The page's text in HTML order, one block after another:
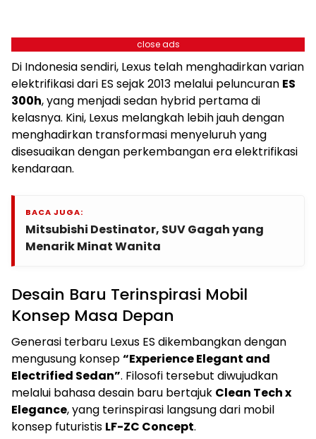
close ads
Di Indonesia sendiri, Lexus telah menghadirkan varian
elektrifikasi dari ES sejak 2013 melalui peluncuran ES
300h, yang menjadi sedan hybrid pertama di
kelasnya. Kini, Lexus melangkah lebih jauh dengan
menghadirkan transformasi menyeluruh yang
disesuaikan dengan perkembangan era elektrifikasi
kendaraan.
BACA JUGA:
Mitsubishi Destinator, SUV Gagah yang
Menarik Minat Wanita
Desain Baru Terinspirasi Mobil
Konsep Masa Depan
Generasi terbaru Lexus ES dikembangkan dengan
mengusung konsep“Experience Elegant and
Electrified Sedan”. Filosofi tersebut diwujudkan
melalui bahasa desain baru bertajuk Clean Tech x
Elegance, yang terinspirasi langsung dari mobil
konsep futuristis LF-ZC Concept.